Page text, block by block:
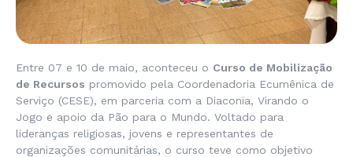
Entre 07 e 10 de maio, aconteceu o Curso de Mobilização
de Recursos promovido pela Coordenadoria Ecumênica de
Serviço (CESE), em parceria com a Diaconia, Virando o
Jogo e apoio da Pão para o Mundo. Voltado para
lideranças religiosas, jovens e representantes de
organizações comunitárias, o curso teve como objetivo